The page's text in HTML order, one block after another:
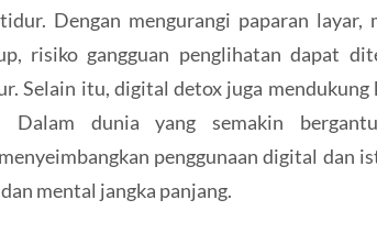
Dengan mengurangi paparan
risiko gangguan penglihatan dapat
Selain itu, digital detox juga mendukung
Dalam dunia yang semakin
penggunaan digital dan
mental jangka panjang.